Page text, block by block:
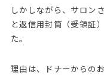
しかしながら、サロン
と返信用封筒（受領証
た。
理由は、ドナーからの